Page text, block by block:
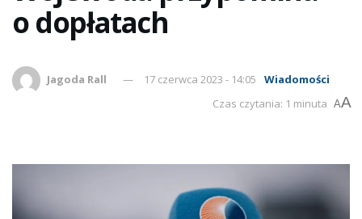
o dopłatach
Jagoda Rall 17 czerwca 2023 - 14:05
Wiadomości
Czas czytania: 1 minuta AA